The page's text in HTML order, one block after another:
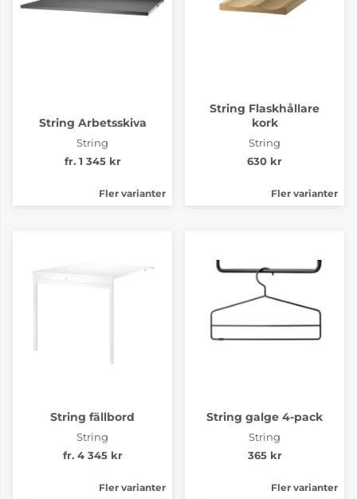
String Arbetsskiva
String
fr. 1 345 kr
Fler varianter
String Flaskhållare
kork
String
630 kr
Fler varianter
String fällbord
String
fr. 4 345 kr
Fler varianter
String galge 4-pack
String
365 kr
Fler varianter